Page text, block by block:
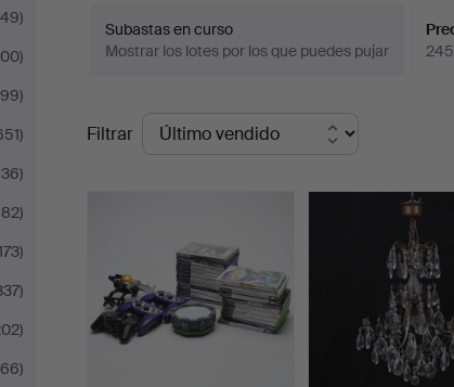
Subastas en curso
Mostrar los lotes por los que puedes pujar
Precios
de
Filtrar